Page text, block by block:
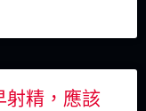
射精，應該